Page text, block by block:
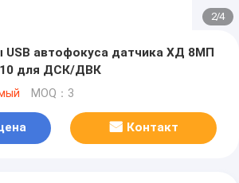
2/4
автофокуса датчика ХД 8МП
для ДСК/ДВК
MOQ：3
Контакт